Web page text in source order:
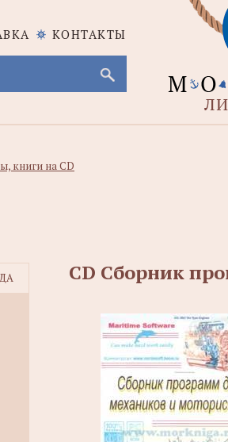
КОНТАКТЫ
книги на CD
CD Сборник